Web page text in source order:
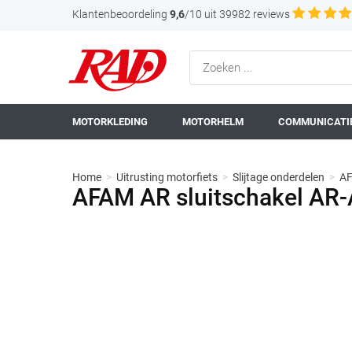
Klantenbeoordeling 9,6/10 uit 39982 reviews
MOTORKLEDING MOTORHELM
Home > Uitrusting motorfiets > Slijtage onderdelen >
AFAM AR sluitschakel